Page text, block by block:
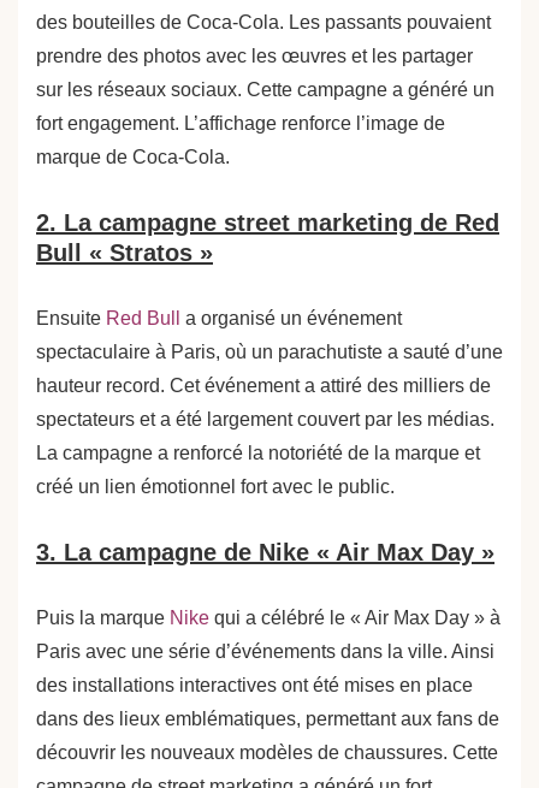
des bouteilles de Coca-Cola. Les passants pouvaient
prendre des photos avec les œuvres et les partager
sur les réseaux sociaux. Cette campagne a généré un
fort engagement. L’affichage renforce l’image de
marque de Coca-Cola.
2. La campagne street marketing de Red
Bull « Stratos »
Ensuite Red Bull
a organisé un événement
spectaculaire à Paris, où un parachutiste a sauté d’une
hauteur record. Cet événement a attiré des milliers de
spectateurs et a été largement couvert par les médias.
La campagne a renforcé la notoriété de la marque et
créé un lien émotionnel fort avec le public.
3. La campagne de Nike « Air Max Day »
Puis la marque Nike qui a célébré le « Air Max Day » à
Paris avec une série d’événements dans la ville. Ainsi
des installations interactives ont été mises en place
dans des lieux emblématiques, permettant aux fans de
découvrir les nouveaux modèles de chaussures. Cette